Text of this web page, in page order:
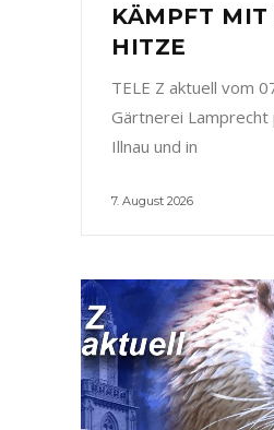
KÄMPFT MIT
HITZE
TELE Z aktuell vom
Gärtnerei
Illnau und in
7. August 2026